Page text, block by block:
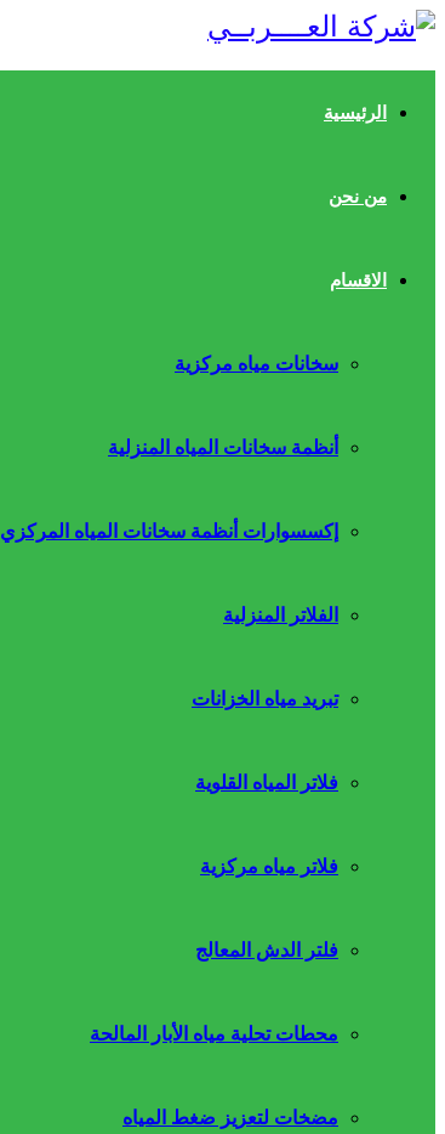
الرئيسية
من نحن
الاقسام
سخانات مياه مركزية
أنظمة سخانات المياه المنزلية
إكسسوارات أنظمة سخانات المياه المركزي
الفلاتر المنزلية
تبريد مياه الخزانات
فلاتر المياه القلوية
فلاتر مياه مركزية
فلتر الدش المعالج
محطات تحلية مياه الأبار المالحة
مضخات لتعزيز ضغط المياه